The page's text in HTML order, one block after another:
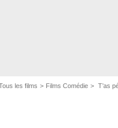
les films Films Comédie T’as